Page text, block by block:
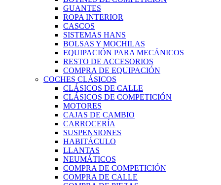
GUANTES
ROPA INTERIOR
CASCOS
SISTEMAS HANS
BOLSAS Y MOCHILAS
EQUIPACIÓN PARA MECÁNICOS
RESTO DE ACCESORIOS
COMPRA DE EQUIPACIÓN
COCHES CLÁSICOS
CLÁSICOS DE CALLE
CLÁSICOS DE COMPETICIÓN
MOTORES
CAJAS DE CAMBIO
CARROCERÍA
SUSPENSIONES
HABITÁCULO
LLANTAS
NEUMÁTICOS
COMPRA DE COMPETICIÓN
COMPRA DE CALLE